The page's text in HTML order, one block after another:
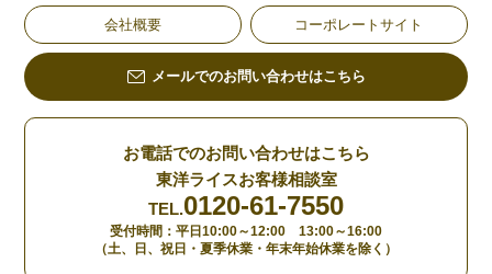
会社概要 コーポレートサイト
メールでのお問い合わせはこちら
お電話でのお問い合わせはこちら
東洋ライスお客様相談室
TEL.0120-61-7550
受付時間：平日10:00～12:00 13:00～16:00
（土、日、祝日・夏季休業・年末年始休業を除く）